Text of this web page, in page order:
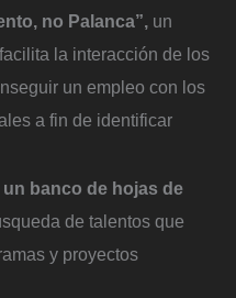
no Palanca”, un
la interacción de los
un empleo con los
a fin de identificar
un banco de hojas de
de talentos que
y proyectos